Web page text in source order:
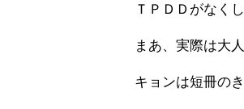
ＴＰＤＤがなく
まあ、実際は大
キョンは短冊の